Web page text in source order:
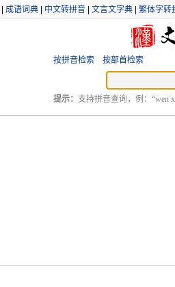
成语词典 中文转拼音 文言文字典 繁体字转
按拼音检索 按部首检索
提示： 支持拼音查询，例：“wen